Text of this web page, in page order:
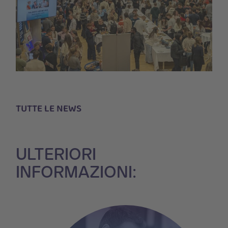
TUTTE LE NEWS
ULTERIORI
INFORMAZIONI: